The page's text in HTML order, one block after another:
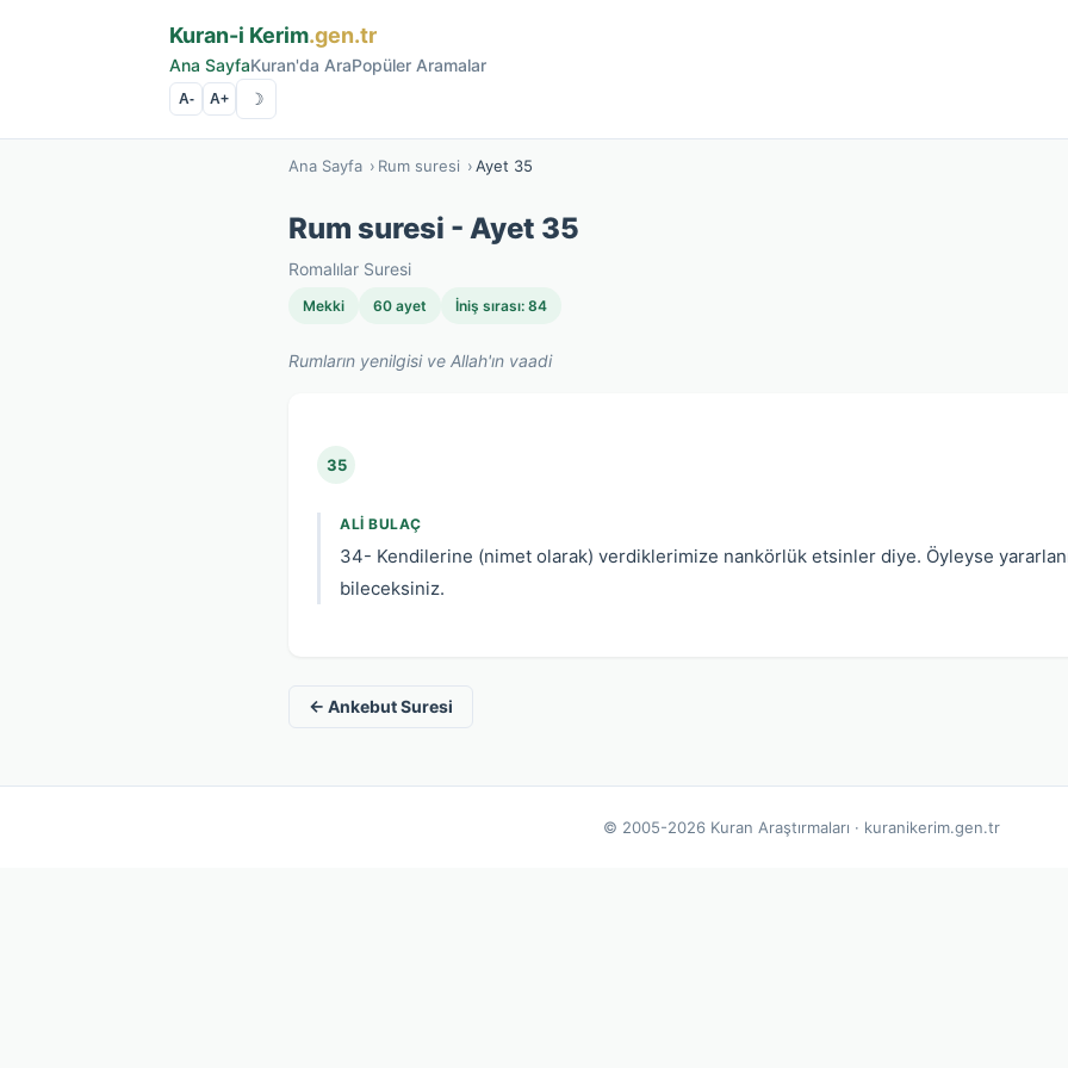
Kuran-i Kerim.gen.tr
Ana SayfaKuran'da AraPopüler Aramalar
A- A+ ☽
Ana Sayfa › Rum suresi ›Ayet 35
Rum suresi - Ayet 35
Romalılar Suresi
Mekki 60 ayet İniş sırası: 84
Rumların yenilgisi ve Allah'ın vaadi
35
ALI BULAÇ
34- Kendilerine (nimet olarak) verdiklerimize nankörlük etsinler diye. Öyleyse
bileceksiniz.
← Ankebut Suresi
© 2005-2026 Kuran Araştırmaları · kuranikerim.gen.tr